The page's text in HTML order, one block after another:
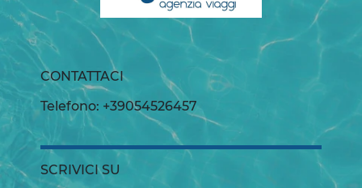
CONTATTACI
Telefono: +39054526457
SCRIVICI SU